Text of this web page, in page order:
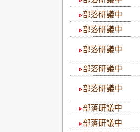
部落研議中
部落研議中
部落研議中
部落研議中
部落研議中
部落研議中
部落研議中